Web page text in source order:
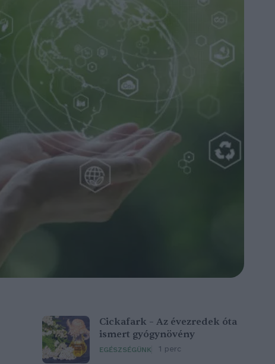
Cickafark – Az évezredek óta
ismert gyógynövény
EGÉSZSÉGÜNK 1 perc